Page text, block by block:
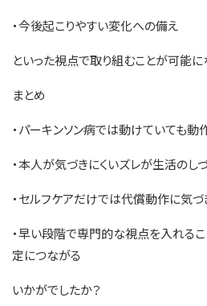
・今後起こりやすい変化への備え
といった視点で取り組むことが可能に
まとめ
・パーキンソン病では動けていても
・本人が気づきにくいズレが生活のし
・セルフケアだけでは代償動作に気づ
・早い段階で専門的な視点を入れる
定につながる
いかがでしたか？